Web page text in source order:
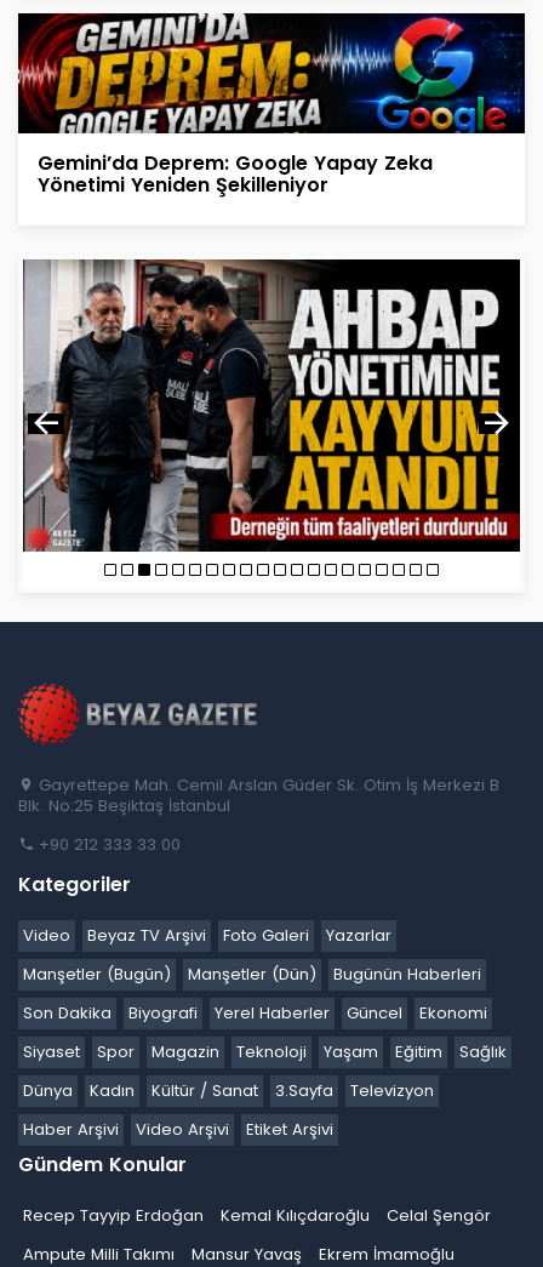
Gemini’da Deprem: Google Yapay Zeka
Yönetimi Yeniden Şekilleniyor
Gayrettepe Mah. Cemil Arslan Güder Sk. Otim İş Merkezi B
Blk. No:25 Beşiktaş İstanbul
+90 212 333 33 00
Kategoriler
Video Beyaz TV Arşivi Foto Galeri
Yazarlar
Manşetler (Bugün)
Manşetler (Dün)
Bugünün Haberleri
Son Dakika
Biyografi Yerel Haberler Güncel
Ekonomi
Siyaset
Spor Magazin Teknoloji Yaşam Eğitim
Sağlık
Dünya
Kadın Kültür / Sanat 3.Sayfa
Televizyon
Haber Arşivi
Video Arşivi Etiket Arşivi
Gündem Konular
Recep Tayyip Erdoğan Kemal Kılıçdaroğlu
Celal Şengör
Ampute Milli Takımı
Mansur Yavaş
Ekrem İmamoğlu